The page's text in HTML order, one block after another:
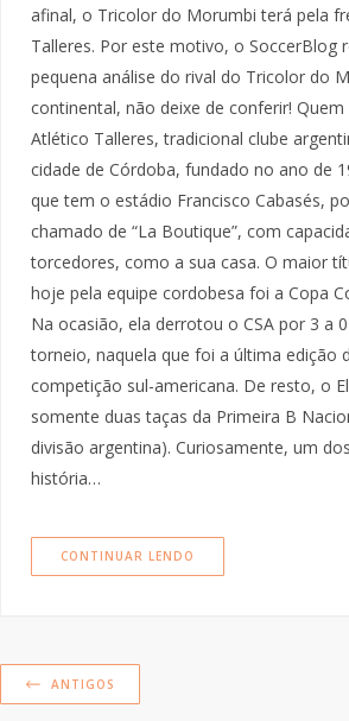
afinal, o Tricolor do Morumbi terá pela
Talleres. Por este motivo, o SoccerBlog
pequena análise do rival do Tricolor do
continental, não deixe de conferir! Quem
Atlético Talleres, tradicional clube
cidade de Córdoba, fundado no ano de
que tem o estádio Francisco Cabasés,
chamado de “La Boutique”, com
torcedores, como a sua casa. O maior
hoje pela equipe cordobesa foi a Copa
Na ocasião, ela derrotou o CSA por 3 a
torneio, naquela que foi a última edição
competição sul-americana. De resto, o
somente duas taças da Primeira B
divisão argentina). Curiosamente, um
história…
CONTINUAR LENDO
ANTIGOS